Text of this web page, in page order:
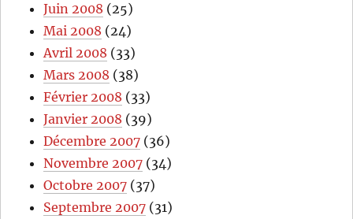
Juin 2008 (25)
Mai 2008 (24)
Avril 2008 (33)
Mars 2008 (38)
Février 2008 (33)
Janvier 2008 (39)
Décembre 2007 (36)
Novembre 2007 (34)
Octobre 2007 (37)
Septembre 2007 (31)